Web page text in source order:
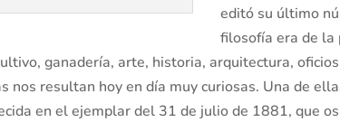
editó su último
filosofía era de la
ganadería, arte, historia, arquitectura,
nos resultan hoy en día muy curiosas. Una de
en el ejemplar del 31 de julio de 1881, que